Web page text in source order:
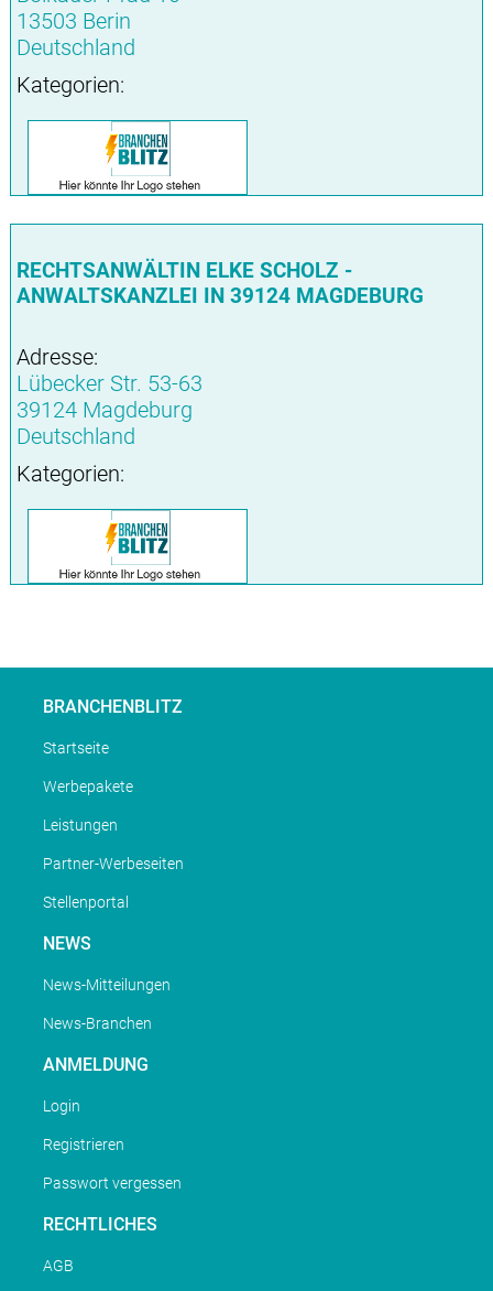
13503 Berin
Deutschland
Kategorien:
RECHTSANWÄLTIN ELKE SCHOLZ -
ANWALTSKANZLEI IN 39124 MAGDEBURG
Adresse:
Lübecker Str. 53-63
39124 Magdeburg
Deutschland
Kategorien:
BRANCHENBLITZ
Startseite
Werbepakete
Leistungen
Partner-Werbeseiten
Stellenportal
NEWS
News-Mitteilungen
News-Branchen
ANMELDUNG
Login
Registrieren
Passwort vergessen
RECHTLICHES
AGB